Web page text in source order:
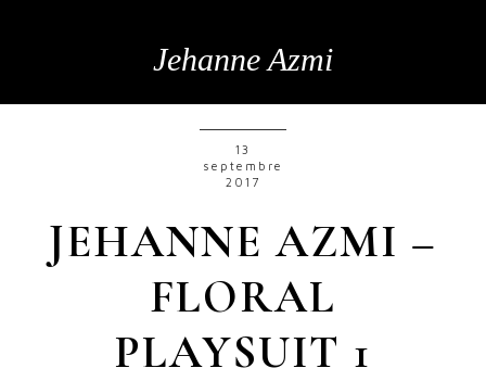
Jehanne Azmi
13
septembre
2017
JEHANNE AZMI –
FLORAL
PLAYSUIT 1